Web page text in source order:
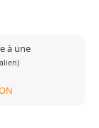
à une